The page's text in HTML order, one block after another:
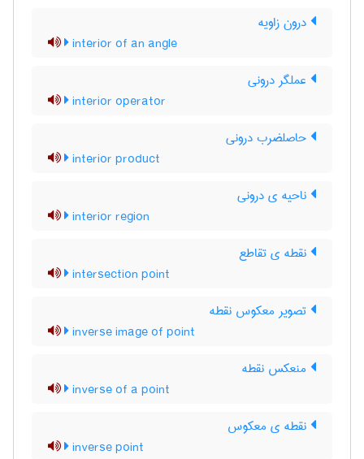
درون زاویه
interior of an angle
عملگر درونی
interior operator
حاصلضرب درونی
interior product
ناحیه ی درونی
interior region
نقطه ی تقاطع
intersection point
تصویر معکوس نقطه
inverse image of point
منعکس نقطه
inverse of a point
نقطه ی معکوس
inverse point